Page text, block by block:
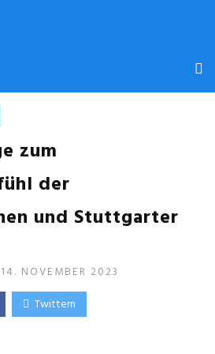
zum
der
und Stuttgarter
NOVEMBER 2023
Twittern